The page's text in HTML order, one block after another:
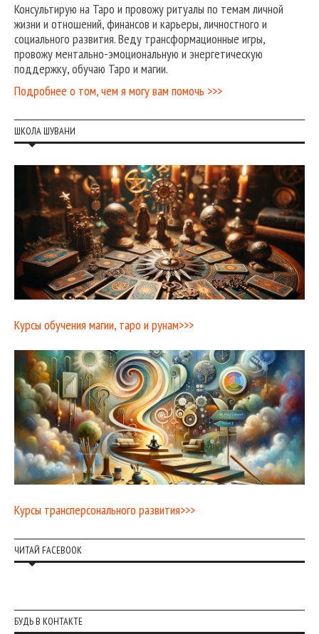
Консультирую на Таро и провожу ритуалы по темам личной
жизни и отношений, финансов и карьеры, личностного и
социального развития. Веду трансформационные игры,
провожу ментально-эмоциональную и энергетическую
поддержку, обучаю Таро и магии.
Подробнее о том, чем я могу вам помочь >>>
ШКОЛА ШУВАНИ
Курсы обучения магии, таро и рунам>>>
Курсы трансперсонального развития>>>
ЧИТАЙ FACEBOOK
БУДЬ В КОНТАКТЕ